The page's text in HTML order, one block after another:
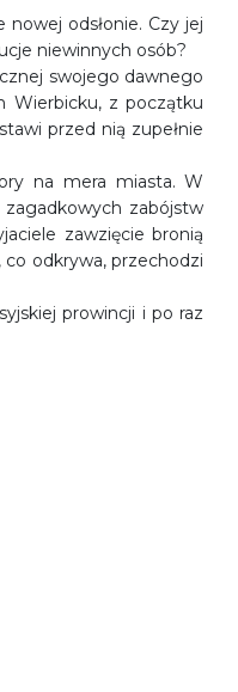
odsłonie. Czy jej
niewinnych osób?
swojego dawnego
Wierbicku, z początku
przed nią zupełnie
na mera miasta. W
zabójstw
zawzięcie bronią
odkrywa, przechodzi
prowincji i po raz